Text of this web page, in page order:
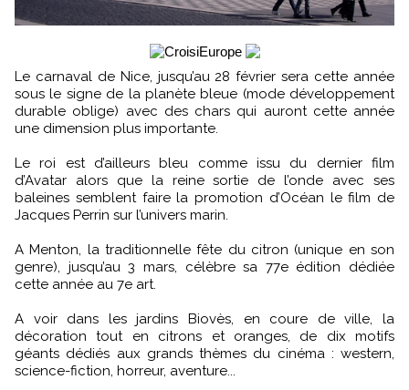
Le carnaval de Nice, jusqu’au 28 février sera cette année
sous le signe de la planète bleue (mode développement
durable oblige) avec des chars qui auront cette année
une dimension plus importante.
Le roi est d’ailleurs bleu comme issu du dernier film
d’Avatar alors que la reine sortie de l’onde avec ses
baleines semblent faire la promotion d’Océan le film de
Jacques Perrin sur l’univers marin.
A Menton, la traditionnelle fête du citron (unique en son
genre), jusqu’au 3 mars, célèbre sa 77e édition dédiée
cette année au 7e art.
A voir dans les jardins Biovès, en coure de ville, la
décoration tout en citrons et oranges, de dix motifs
géants dédiés aux grands thèmes du cinéma : western,
science-fiction, horreur, aventure...